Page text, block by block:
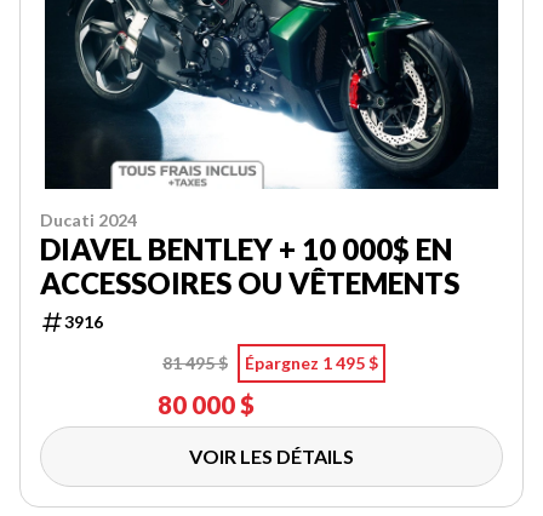
Ducati 2024
DIAVEL BENTLEY + 10 000$ EN
ACCESSOIRES OU VÊTEMENTS
3916
81 495 $
Épargnez 1 495 $
80 000 $
VOIR LES DÉTAILS